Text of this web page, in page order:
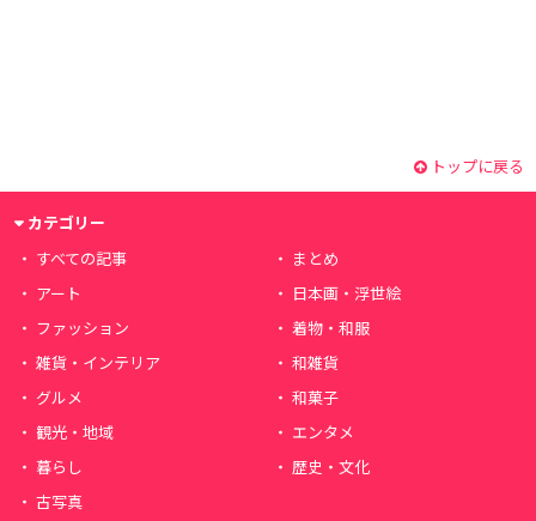
トップに戻る
カテゴリー
すべての記事
まとめ
アート
日本画・浮世絵
ファッション
着物・和服
雑貨・インテリア
和雑貨
グルメ
和菓子
観光・地域
エンタメ
暮らし
歴史・文化
古写真